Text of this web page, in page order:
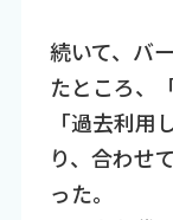
続いて、バ
たところ、
「過去利用
り、合わせ
った。